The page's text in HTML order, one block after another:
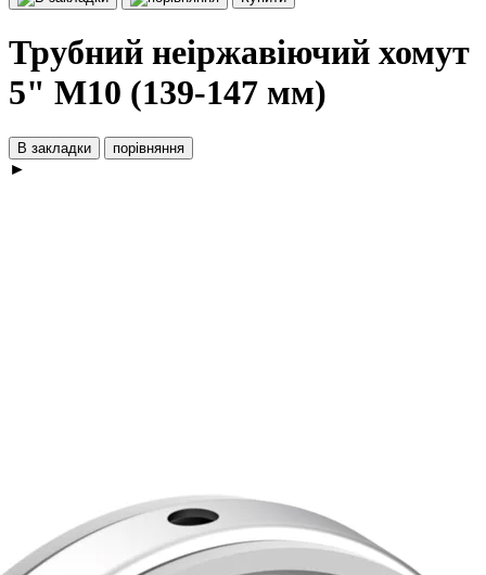
Трубний неіржавіючий хомут
5" М10 (139-147 мм)
В закладки порівняння
►